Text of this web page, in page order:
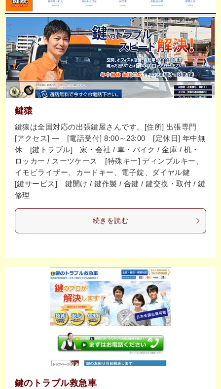
鍵猿
鍵猿は全国対応の出張鍵屋さんです。[住所] 出張専門
[アクセス] ― [電話受付] 8:00～23:00 [定休日] 年中無
休 [鍵トラブル] 家・会社 / 車・バイク / 金庫 / 机・
ロッカー / スーツケース [特殊キー] ディンプルキー、
イモビライザー、カードキー、電子錠、ダイヤル鍵
[鍵サービス] 鍵開け / 鍵作製 / 合鍵 / 鍵交換・取付 / 鍵
修理
続きを読む
鍵のトラブル救急車